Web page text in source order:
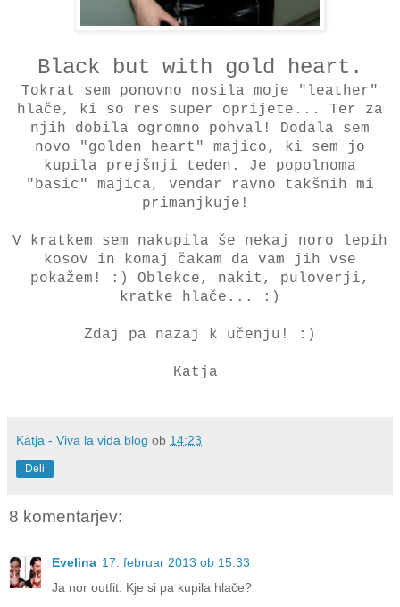
Black but with gold heart.
Tokrat sem ponovno nosila moje "leather"
hlače, ki so res super oprijete... Ter za
njih dobila ogromno pohval! Dodala sem
novo "golden heart" majico, ki sem jo
kupila prejšnji teden. Je popolnoma
"basic" majica, vendar ravno takšnih mi
primanjkuje!
V kratkem sem nakupila še nekaj noro lepih
kosov in komaj čakam da vam jih vse
pokažem! :) Oblekce, nakit, puloverji,
kratke hlače... :)
Zdaj pa nazaj k učenju! :)
Katja
Katja - Viva la vida blog ob 14:23
Deli
8 komentarjev:
Evelina 17. februar 2013 ob 15:33
Ja nor outfit. Kje si pa kupila hlače?